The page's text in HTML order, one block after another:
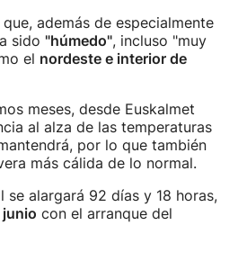
además de especialmente
sido "húmedo", incluso "muy
el nordeste e interior de
meses, desde Euskalmet
al alza de las temperaturas
por lo que también
más cálida de lo normal.
se alargará 92 días y 18 horas,
con el arranque del